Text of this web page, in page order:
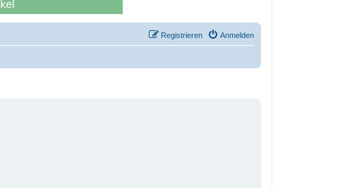
Anmelden
Registrieren